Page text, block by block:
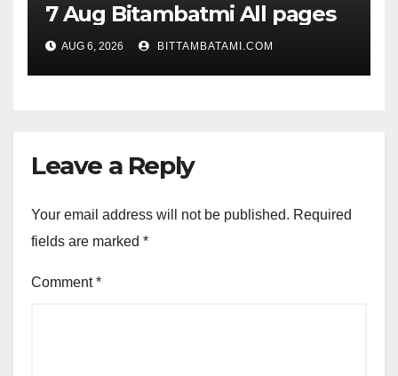
7 Aug Bitambatmi All pages
AUG 6, 2026 BITTAMBATAMI.COM
Leave a Reply
Your email address will not be published. Required
fields are marked *
Comment*